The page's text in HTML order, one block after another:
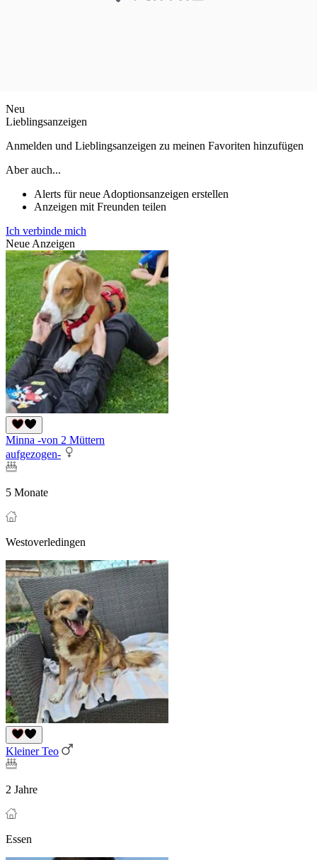
Neu
Lieblingsanzeigen
Anmelden und Lieblingsanzeigen zu meinen Favoriten hinzufügen
Aber auch...
Alerts für neue Adoptionsanzeigen erstellen
Anzeigen mit Freunden teilen
Ich verbinde mich
Neue Anzeigen
Minna -von 2 Müttern
aufgezogen-
5 Monate
Westoverledingen
Kleiner Teo
2 Jahre
Essen